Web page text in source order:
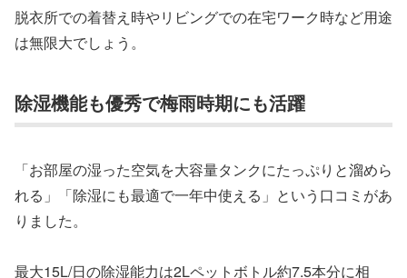
脱衣所での着替え時やリビングでの在宅ワーク時など用途
は無限大でしょう。
除湿機能も優秀で梅雨時期にも活躍
「お部屋の湿った空気を大容量タンクにたっぷりと溜めら
れる」「除湿にも最適で一年中使える」という口コミがあ
りました。
最大15L/日の除湿能力は2Lペットボトル約7.5本分に相